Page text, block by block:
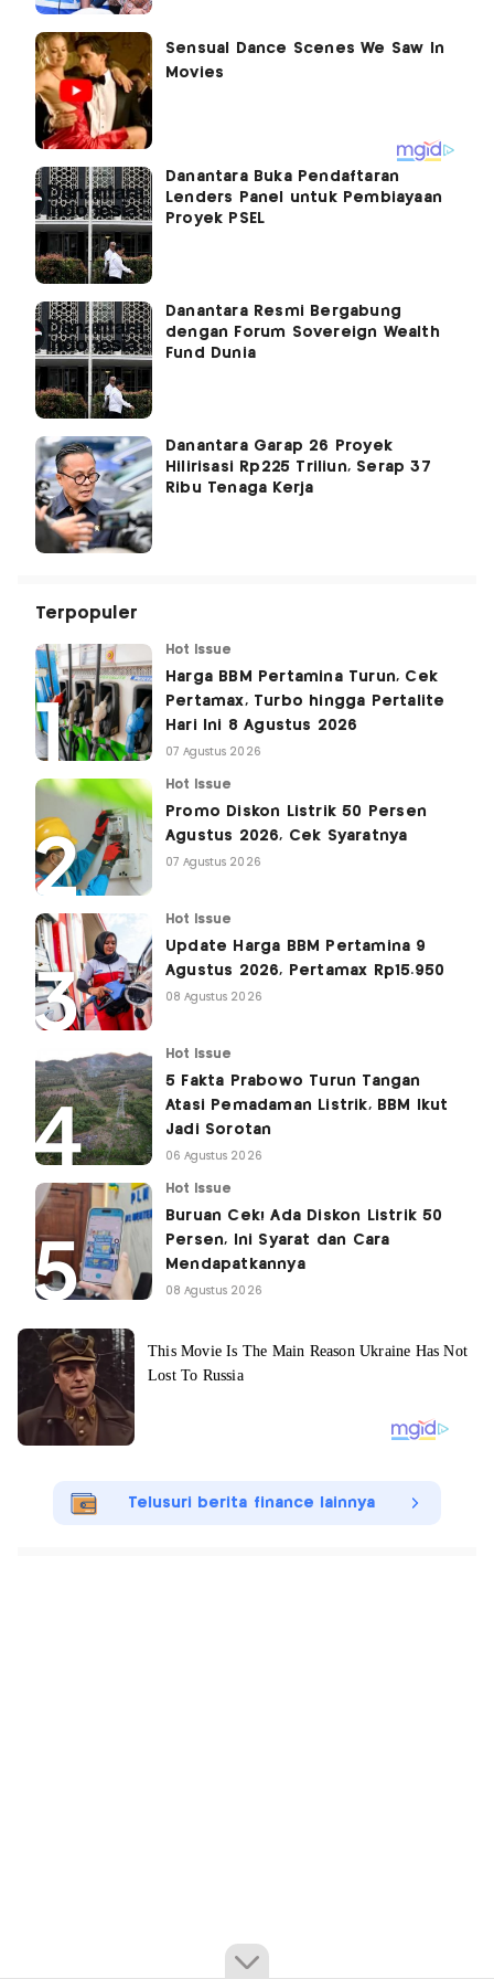
Danantara Buka Pendaftaran
Lenders Panel untuk Pembiayaan
Proyek PSEL
Danantara Resmi Bergabung
dengan Forum Sovereign Wealth
Fund Dunia
Danantara Garap 26 Proyek
Hilirisasi Rp225 Triliun, Serap 37
Ribu Tenaga Kerja
Terpopuler
Hot Issue
Harga BBM Pertamina Turun, Cek
Pertamax, Turbo hingga Pertalite
Hari Ini 8 Agustus 2026
07 Agustus 2026
Hot Issue
Promo Diskon Listrik 50 Persen
Agustus 2026, Cek Syaratnya
07 Agustus 2026
Hot Issue
Update Harga BBM Pertamina 9
Agustus 2026, Pertamax Rp15.950
08 Agustus 2026
Hot Issue
5 Fakta Prabowo Turun Tangan
Atasi Pemadaman Listrik, BBM Ikut
Jadi Sorotan
06 Agustus 2026
Hot Issue
Buruan Cek! Ada Diskon Listrik 50
Persen, Ini Syarat dan Cara
Mendapatkannya
08 Agustus 2026
Telusuri berita finance lainnya